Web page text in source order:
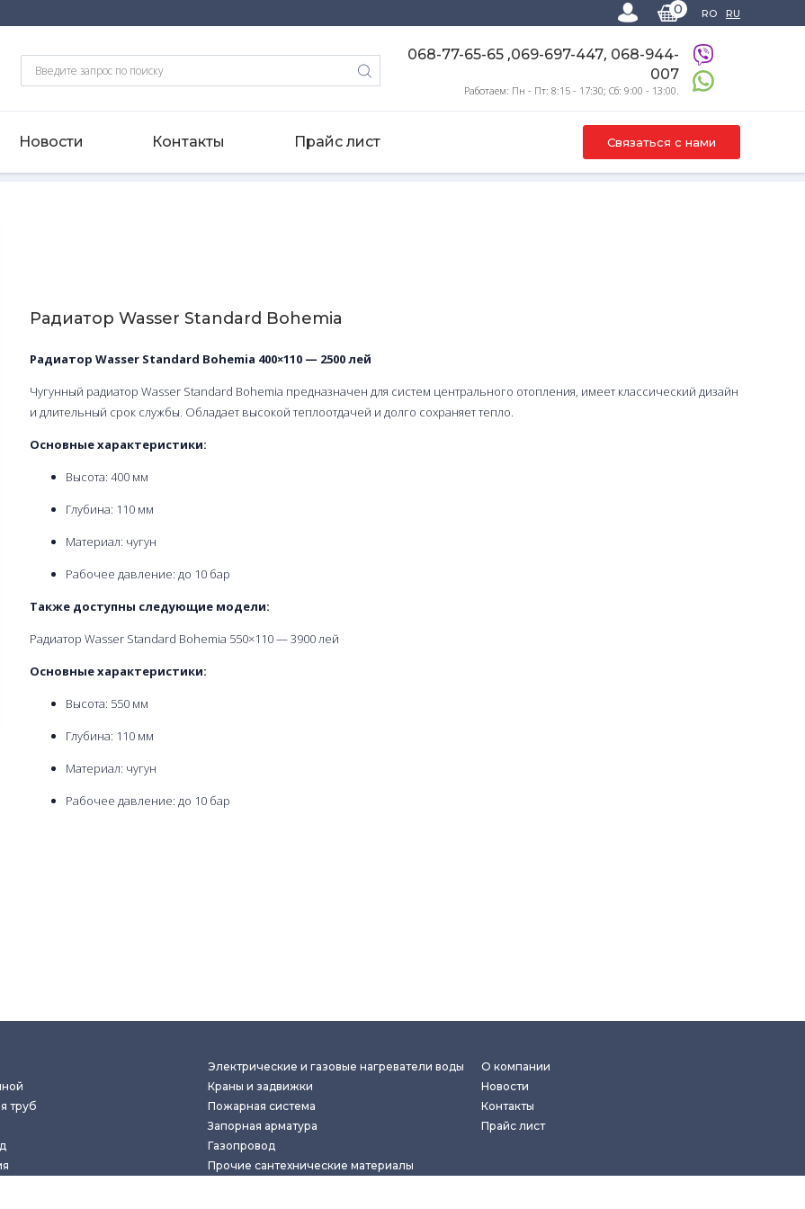
0 RO RU
068-77-65-65 ,069-697-447, 068-944-
007
Работаем: Пн - Пт: 8:15 - 17:30; Сб: 9:00 - 13:00.
Новости Контакты Прайс лист Связаться с нами
Радиатор Wasser Standard Bohemia
Радиатор Wasser Standard Bohemia 400×110 — 2500 лей
Чугунный радиатор Wasser Standard Bohemia предназначен для систем центрального отопления, имеет классический дизайн
и длительный срок службы. Обладает высокой теплоотдачей и долго сохраняет тепло.
Основные характеристики:
Высота: 400 мм
Глубина: 110 мм
Материал: чугун
Рабочее давление: до 10 бар
Также доступны следующие модели:
Радиатор Wasser Standard Bohemia 550×110 — 3900 лей
Основные характеристики:
Высота: 550 мм
Глубина: 110 мм
Материал: чугун
Рабочее давление: до 10 бар
труб
Электрические и газовые нагреватели воды
Краны и задвижки
Пожарная система
Запорная арматура
Газопровод
Прочие сантехнические материалы
О компании
Новости
Контакты
Прайс лист